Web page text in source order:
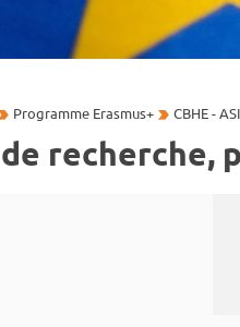
Programme Erasmus+ CBHE -
recherche,